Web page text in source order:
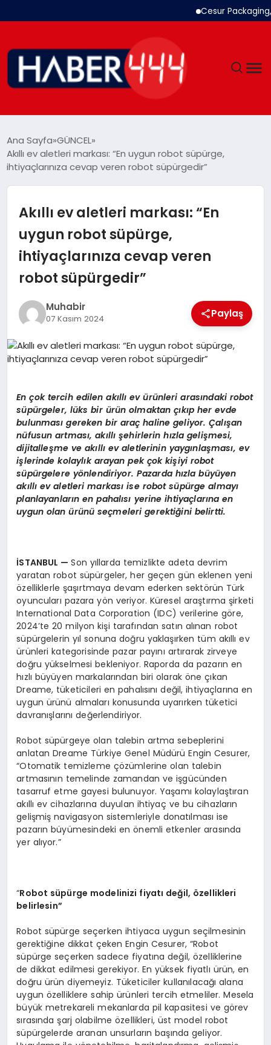
Cesur Packaging,
SIYASET
SPOR
MAGAZIN
EGITIM
Ana Sayfa GÜNCEL
Akıllı ev aletleri markası: “En uygun robot süpürge,
ihtiyaçlarınıza cevap veren robot süpürgedir”
Akıllı ev aletleri markası: “En
uygun robot süpürge,
ihtiyaçlarınıza cevap veren
robot süpürgedir”
Muhabir
07 Kasım 2024 Paylaş
Ençok tercih edilen akıllıevürünleri arasındaki robot
süpürgeler, lüks bir ürün olmaktan çıkıp her evde
bulunması gereken bir araç haline geliyor. Çalışan
nüfusun artması, akıllı şehirlerin hızla gelişmesi,
dijitalleşme ve akıllı ev aletlerinin yaygınlaşması, ev
işlerinde kolaylık arayan pek çok kişiyi robot
süpürgelere yönlendiriyor. Pazarda hızla büyüyen
akıllı ev aletleri markasıise robot süpürge almayı
planlayanların en pahalısı yerine ihtiyaçlarına en
uygun olan ürünü seçmeleri gerektiğini belirtti.
İSTANBUL —Son yıllarda temizlikte adeta devrim
yaratan robot süpürgeler, her geçen gün eklenen yeni
özelliklerle şaşırtmaya devam ederken sektörün Türk
oyuncuları pazara yön veriyor. Küresel araştırma şirketi
International Data Corporation (IDC) verilerine göre,
2024’te 20 milyon kişi tarafından satın alınan robot
süpürgelerin yıl sonuna doğru yaklaşırken tüm akıllı ev
ürünleri kategorisinde pazar payını artırarak zirveye
doğru yükselmesi bekleniyor. Raporda da pazarın en
hızlı büyüyen markalarından biri olarak öne çıkan
Dreame, tüketicileri en pahalısını değil, ihtiyaçlarına en
uygun ürünü almaları konusunda uyarırken tüketici
davranışlarını değerlendiriyor.
Robot süpürgeye olan talebin artma sebeplerini
anlatan Dreame Türkiye Genel Müdürü Engin Cesurer,
“Otomatik temizleme çözümlerine olan talebin
artmasının temelinde zamandan ve işgücünden
tasarruf etme gayesi bulunuyor. Yaşamı kolaylaştıran
akıllı ev cihazlarına duyulan ihtiyaç ve bu cihazların
gelişmiş navigasyon sistemleriyle donatılması ise
pazarın büyümesindeki en önemli etkenler arasında
yer alıyor.”
“Robot süpürge modelinizi fiyatı değil, özellikleri
belirlesin”
Robot süpürge seçerken ihtiyaca uygun seçilmesinin
gerektiğine dikkat çeken Engin Cesurer, “Robot
süpürge seçerken sadece fiyatına değil, özelliklerine
de dikkat edilmesi gerekiyor. En yüksek fiyatlı ürün, en
doğru ürün diyemeyiz. Tüketiciler kullanılacağı alana
uygun özelliklere sahip ürünleri tercih etmeliler. Mesela
büyük metrekareli mekanlarda pil kapasitesi ve görev
sırasında şarj olabilme özellikleri, üst model robot
süpürgelerde aranan unsurların başında geliyor.